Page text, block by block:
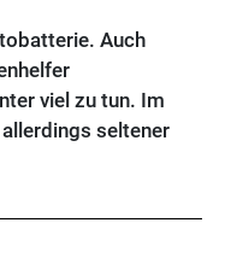
Auch
viel zu tun. Im
seltener